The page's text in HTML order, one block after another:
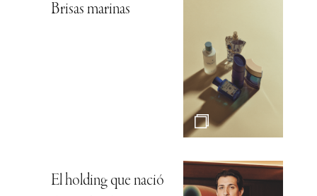
Brisas marinas
El holding que nació